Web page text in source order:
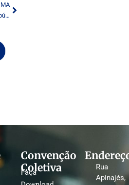
Emissoras públicas deverão veicular campanhas sobre prevenção de doenças
Convenção
Coletiva
Faça
Rua
Apinajés,